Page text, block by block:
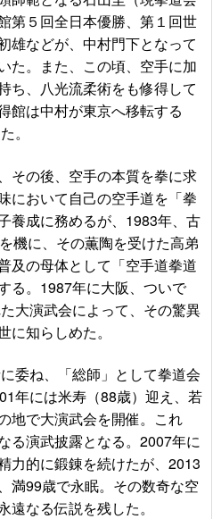
第５回全日本優勝、第１回世
雄などが、中村門下となって
た。また、この頃、空手に加
ち、八光流柔術をも修得して
館は中村が東京へ移転する
。
その後、空手の本質を拳に求
において自己の空手道を「拳
成に務めるが、 1983年、古
機に、その薫陶を受けた高弟
及の母体として「空手道拳道
る。1987年に大阪、ついで
大演武会によって、その驚異
に知らしめた。
委ね、「総師」として拳道会
年には米寿（88歳）迎え、若
地で大演武会を開催。これ
る演武披露となる。2007年に
的に鍛錬を続けたが、 2013
満99歳で永眠。その数奇な空
なる伝説を残した。